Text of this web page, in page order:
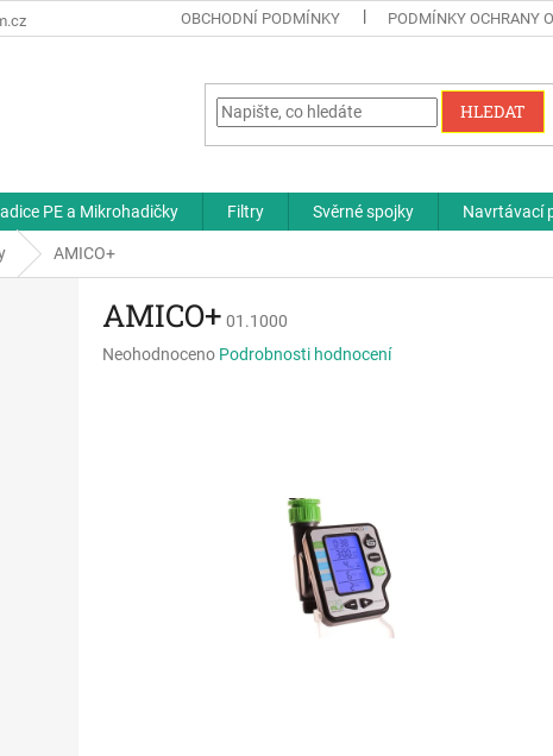
OBCHODNÍ PODMÍNKY PODMÍNKY OCHRANY
HLEDAT
PE a Mikrohadičky Filtry Svěrné spojky Navrtávací
AMICO+
AMICO+ 01.1000
Průměrné
Neohodnoceno Podrobnosti hodnocení